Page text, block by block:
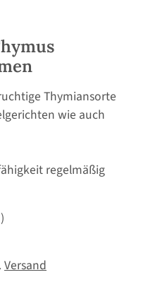
Thymiansorte
wie auch
regelmäßig
Versand